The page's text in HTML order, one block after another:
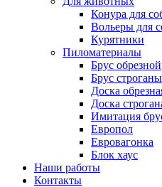
Конура для
Вольеры для
Курятники
Пиломатериалы
Брус обрезной
Брус
Доска
Доска
Имитация
Европол
Евровагонка
Блок хаус
Наши работы
Контакты